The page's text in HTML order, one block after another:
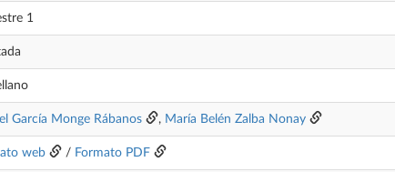
1
García Monge Rábanos , María Belén Zalba Nonay
web / Formato PDF